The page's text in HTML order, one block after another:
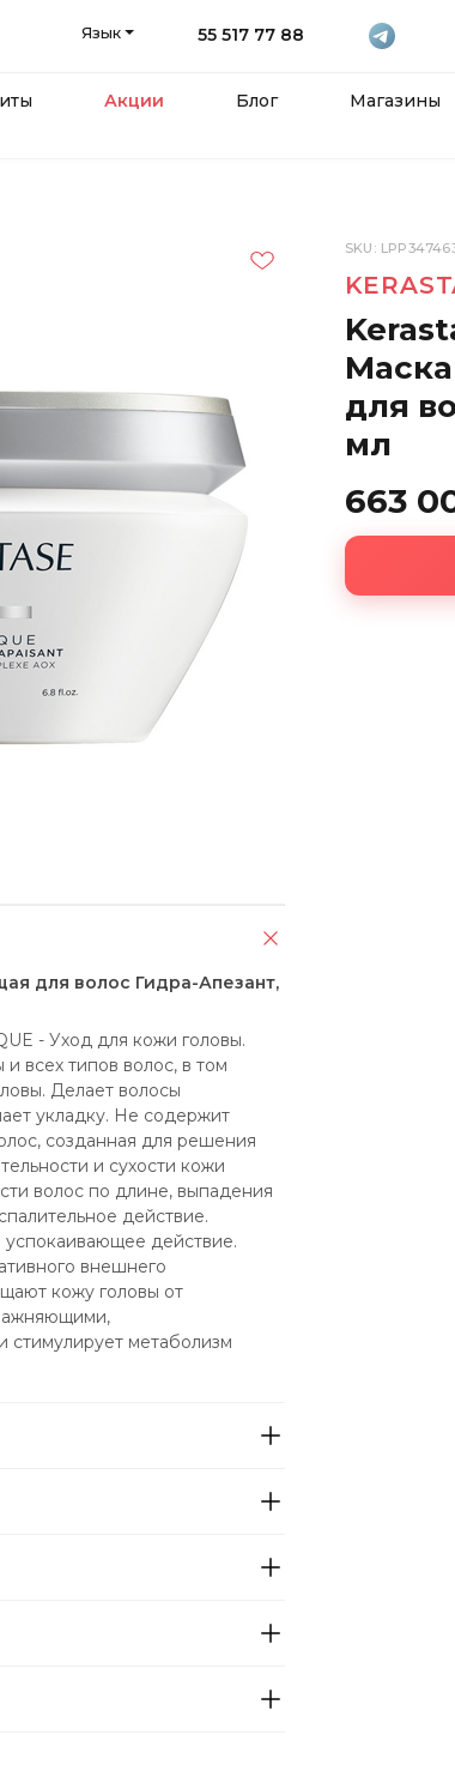
Язык 55 517 77 88
Акции Блог Магазины
для волос Гидра-Апезант,
- Уход для кожи головы.
всех типов волос, в том
Делает волосы
укладку. Не содержит
созданная для решения
и сухости кожи
волос по длине, выпадения
действие.
действие.
внешнего
кожу головы от
метаболизм
SKU:
для
мл
663